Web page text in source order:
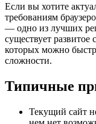
Если вы хотите
требованиям
— одно из лучших
существует развитое
которых можно
сложности.
Типичные
Текущий сайт